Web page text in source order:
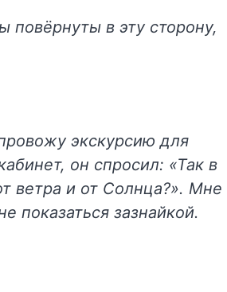
повёрнуты в эту сторону,
экскурсию для
он спросил: «Так в
ветра и от Солнца?». Мне
показаться зазнайкой.